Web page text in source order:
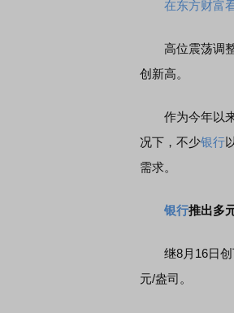
在东方财富
高位震荡调整
创新高。
作为今年以来
况下，不少银行
需求。
银行推出多
继8月16日创下
元/盎司。